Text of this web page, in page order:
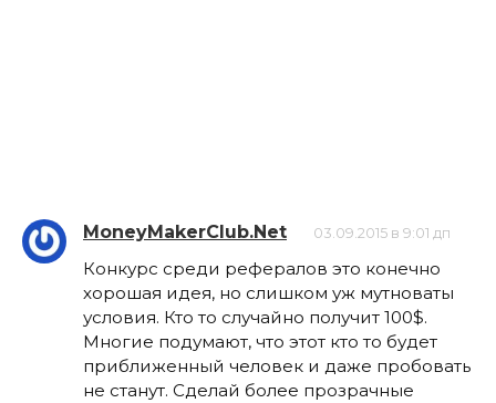
MoneyMakerClub.Net 03.09.2015 в 9:01 дп
Конкурс среди рефералов это конечно
хорошая идея, но слишком уж мутноваты
условия. Кто то случайно получит 100$.
Многие подумают, что этот кто то будет
приближенный человек и даже пробовать
не станут. Сделай более прозрачные